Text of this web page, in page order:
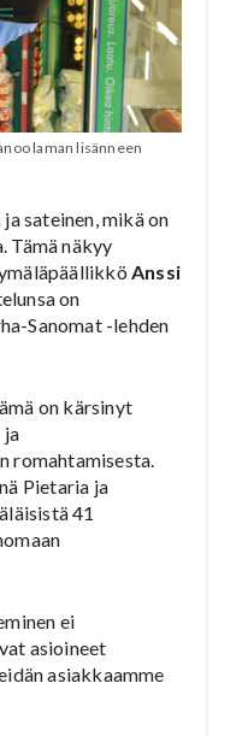
laman lisänneen
sateinen, mikä on
Tämä näkyy
Anssi
on
Sanomat -lehden
on kärsinyt
ja
romahtamisesta.
Pietaria ja
41
ei
asioineet
asiakkaamme